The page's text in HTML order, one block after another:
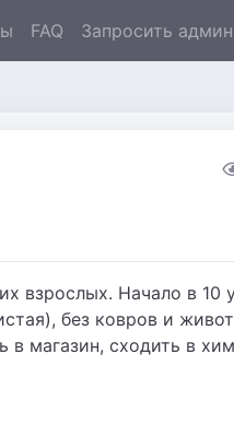
FAQ Запросить
взрослых. Начало в 10
без ковров и
магазин, сходить в